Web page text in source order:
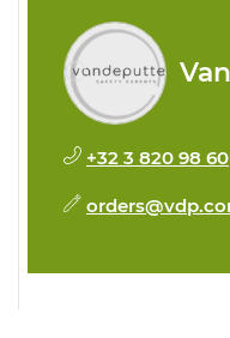
+32 3 820 98 60